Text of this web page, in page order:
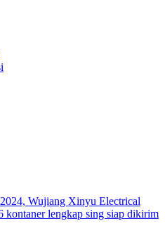
Wujiang Xinyu Electrical
kontaner lengkap sing siap dikirim